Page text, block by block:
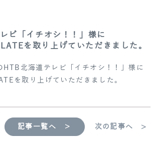
ビ「イチオシ！！」様に
を取り上げていただきました。
北海道テレビ「イチオシ！！」様に
を取り上げていただきました。
記事一覧へ ＞ 次の記事へ >